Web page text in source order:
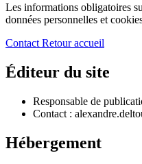
Les informations obligatoires
données personnelles et
Contact Retour accueil
Éditeur du site
Responsable de
Contact :
Hébergement